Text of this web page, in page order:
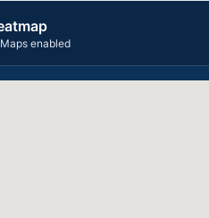
enabled